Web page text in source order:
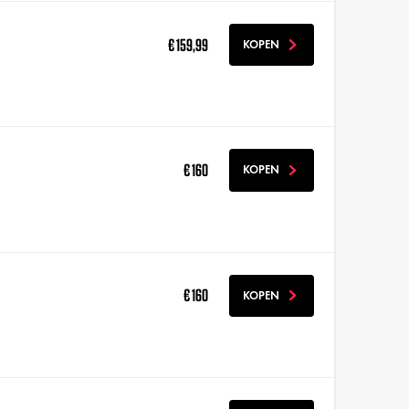
€ 159,99 KOPEN
€ 160 KOPEN
€ 160 KOPEN